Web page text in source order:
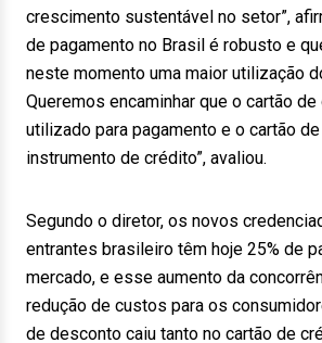
crescimento sustentável no setor”,
de pagamento no Brasil é robusto e
neste momento uma maior utilização
Queremos encaminhar que o cartão
utilizado para pagamento e o cartão
instrumento de crédito”, avaliou.
Segundo o diretor, os novos
entrantes brasileiro têm hoje 25% de
mercado, e esse aumento da
redução de custos para os
de desconto caiu tanto no cartão de